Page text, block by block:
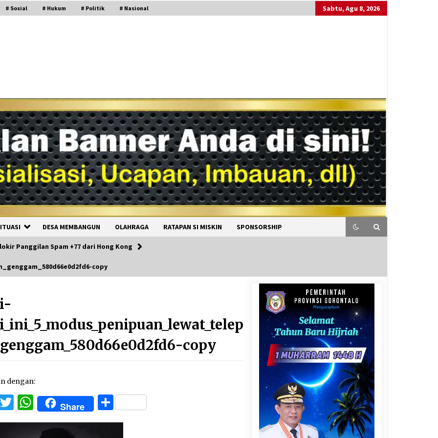
# Sosial # Hukum # Politik # Nasional Sabtu, Agu 8, 2026
DESA MEMBANGUN OLAHRAGA RATAPAN SI MISKIN SPONSORSHIP
Panggilan Spam +77 dari Hong Kong
copy
copy
dengan:
Twitter
WhatsApp
Share Share